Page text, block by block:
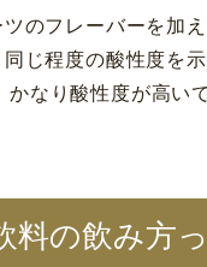
のフレーバーを加
じ程度の酸性度を
なり酸性度が高いで
料の飲み方